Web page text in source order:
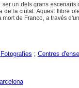
un dels grans
de la ciutat. Aquest llibre
de Franco, a través
Fotografies ; Centres